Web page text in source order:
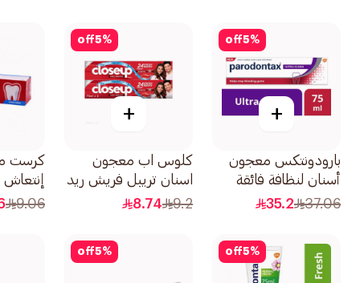
5%
off
+
بارودونتكس معجون
أسنان لنظافة فائقة
75مل
37.06
35.2
5%
off
+
كلوس اب معجون
اسنان تريبل فريش ريد
هوت 2 × 75 مل
9.2
8.74
كرست
إنتعاش
9.06
5%
off
5%
off